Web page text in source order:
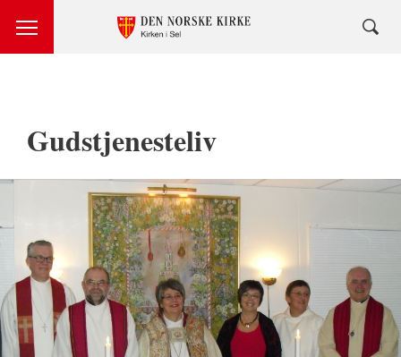
Gudstjenesteliv